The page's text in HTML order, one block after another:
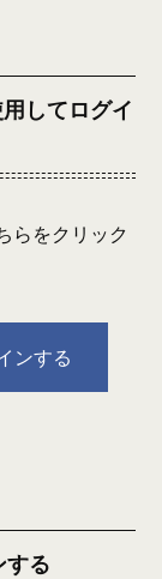
してログイ
らをクリック
ンする
する